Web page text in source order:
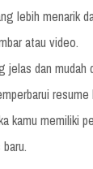
lebih menarik
atau video.
jelas dan mudah
kamu memiliki